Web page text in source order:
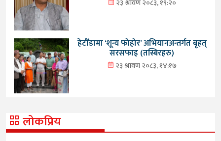
२३ श्रावण २०८३, १९:२०
हेटौँडामा ‘शून्य फोहोर’ अभियानअन्तर्गत बृहत्
सरसफाइ (तस्बिरहरु)
२३ श्रावण २०८३, १४:१७
लोकप्रिय